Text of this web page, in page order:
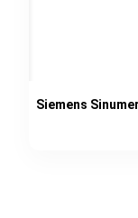
Siemens